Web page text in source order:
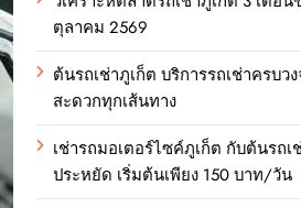
ตุลาคม 2569
ต้นรถเช่าภูเก็ต บริการรถเช่าครบว
สะดวกทุกเส้นทาง
เช่ารถมอเตอร์ไซค์ภูเก็ต กับต้นรถเ
ประหยัด เริ่มต้นเพียง 150 บาท/วัน